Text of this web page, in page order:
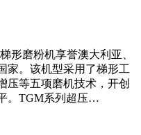
形磨粉机享誉澳大利亚、
家。该机型采用了梯形工
压等五项磨机技术，开创
。TGM系列超压…